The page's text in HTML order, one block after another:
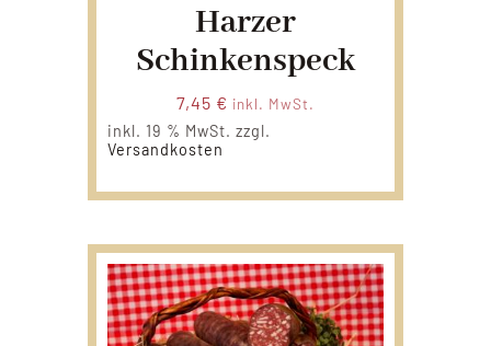
Harzer
Schinkenspeck
7,45 € inkl. MwSt.
inkl. 19 % MwSt. zzgl.
Versandkosten